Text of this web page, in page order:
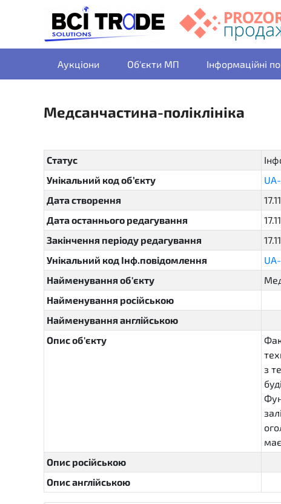
Аукціони Об'єкти МП Інформаційні
Медсанчастина-поліклініка
Статус
Унікальний код об’єкту
Дата створення
Дата останнього редагування
Закінчення періоду редагування
Унікальний код Інф.повідомлення
Найменування об'єкту
Найменування російською
Найменування англійською
Опис об'єкту
з
Опис російською
Опис англійською